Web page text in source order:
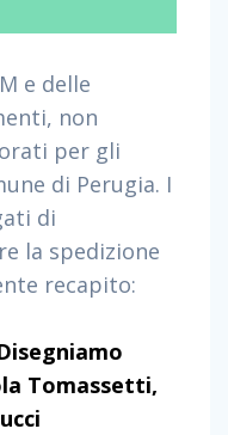
e delle
non
per gli
di Perugia. I
di
la spedizione
recapito:
Tomassetti,